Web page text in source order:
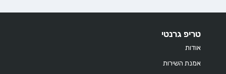
טריפ גרנטי
אודות
אמנת השירות